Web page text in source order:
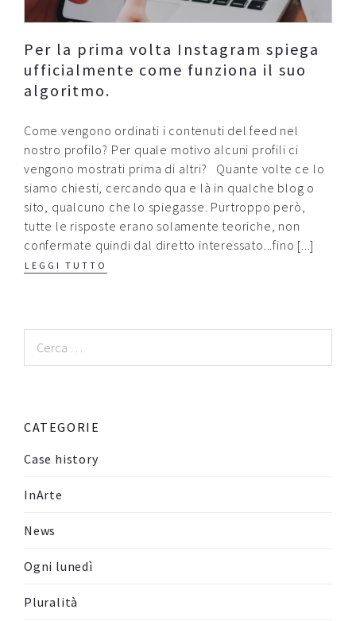
Contatti
Raffaele Gerardi
Per la prima volta Instagram spiega
ufficialmente come funziona il suo
algoritmo.
Come vengono ordinati i contenuti del feed nel
nostro profilo? Per quale motivo alcuni profili ci
vengono mostrati prima di altri? Quante volte ce lo
siamo chiesti, cercando qua e là in qualche blog o
sito, qualcuno che lo spiegasse. Purtroppo però,
tutte le risposte erano solamente teoriche, non
confermate quindi dal diretto interessato...fino [...]
LEGGI TUTTO
per:
CATEGORIE
Case history
InArte
News
Ogni lunedì
Pluralità